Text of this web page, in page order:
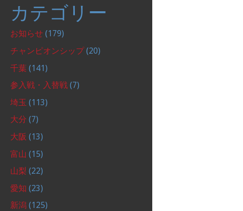
カテゴリー
お知らせ (179)
チャンピオンシップ(20)
千葉 (141)
参入戦・入替戦 (7)
埼玉 (113)
大分 (7)
大阪 (13)
富山 (15)
山梨 (22)
愛知 (23)
新潟 (125)